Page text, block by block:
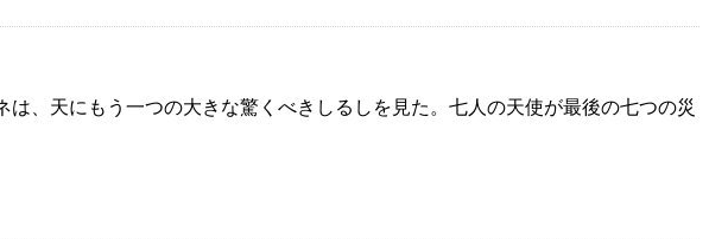
、天にもう一つの大きな驚くべきしるしを見た。七人の天使が最後の七つの災